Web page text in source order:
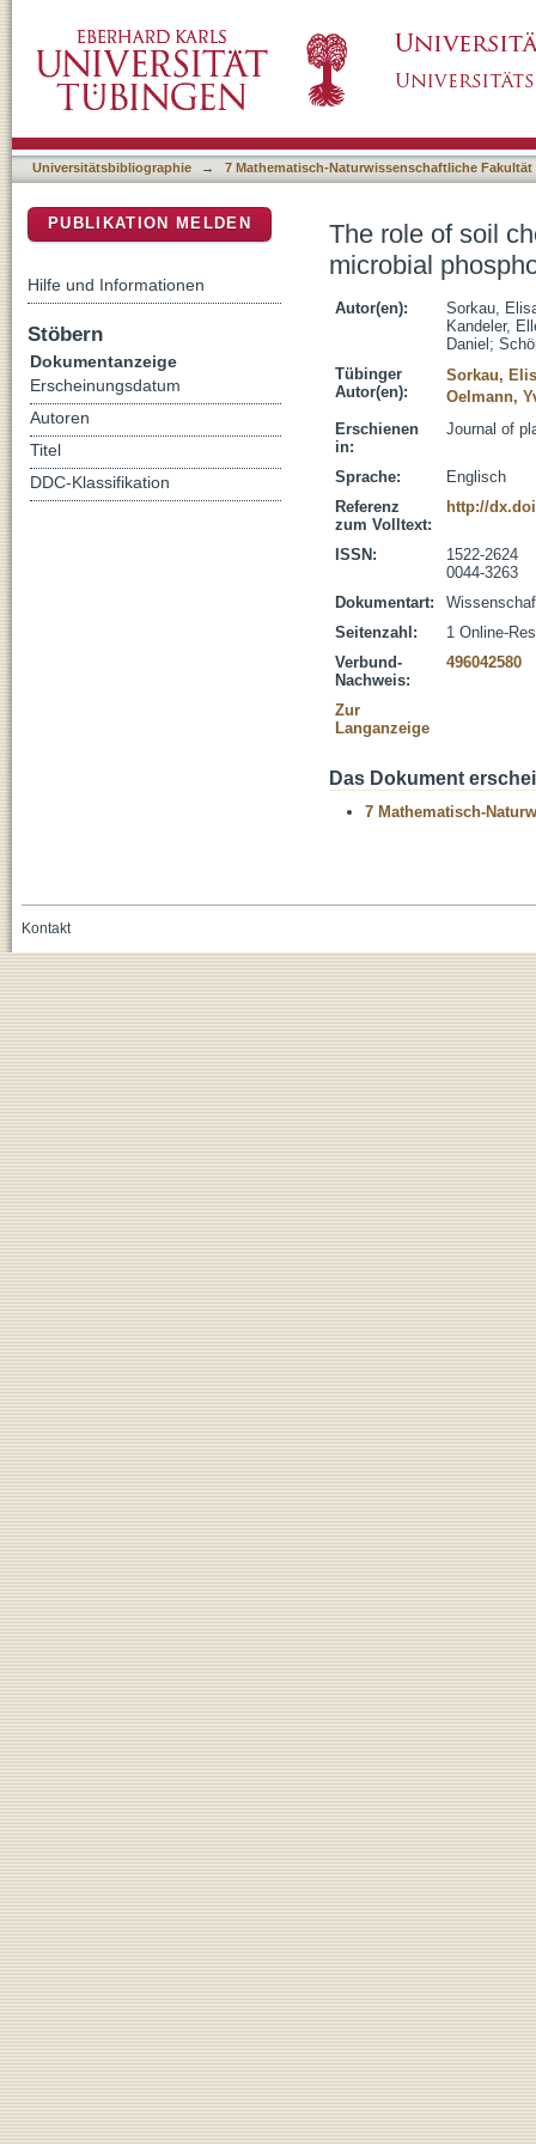
and grassland soils
Universitätsbibliographie → 7 Mathematisch-Naturwissenschaftliche Fakultät
The role of soil
microbial
Autor(en):
Sorkau,
Kandeler,
Daniel ;
Tübinger
Autor(en):
Sorkau,
Oelmann,
Erschienen
in:
Journal of
Sprache:
Englisch
Referenz
zum Volltext:
http://
ISSN:
1522-2624
0044-3263
Dokumentart:
Seitenzahl:
1 Online-
Verbund-
Nachweis:
496042580
Zur
Langanzeige
Das Dokument
7 Mathematisch-
PUBLIKATION MELDEN
Hilfe und Informationen
Stöbern
Dokumentanzeige
Erscheinungsdatum
Autoren
Titel
DDC-Klassifikation
Kontakt